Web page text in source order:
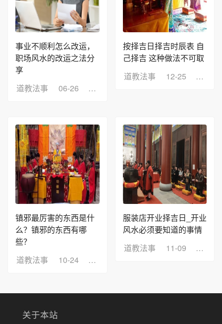
事业不顺利怎么改运，
职场风水的改运之法分
享
道教法事
06-26 浏览：8
按择吉日择吉时辰表 自
己择吉 这种做法不可取
道教法事
12-25 浏览
镇邪最厉害的东西是什
么？镇邪的东西有哪
些？
道教法事
10-24 浏览：8
服装店开业择吉日_开业
风水必须要知道的事情
道教法事
11-09 浏览
关于本站